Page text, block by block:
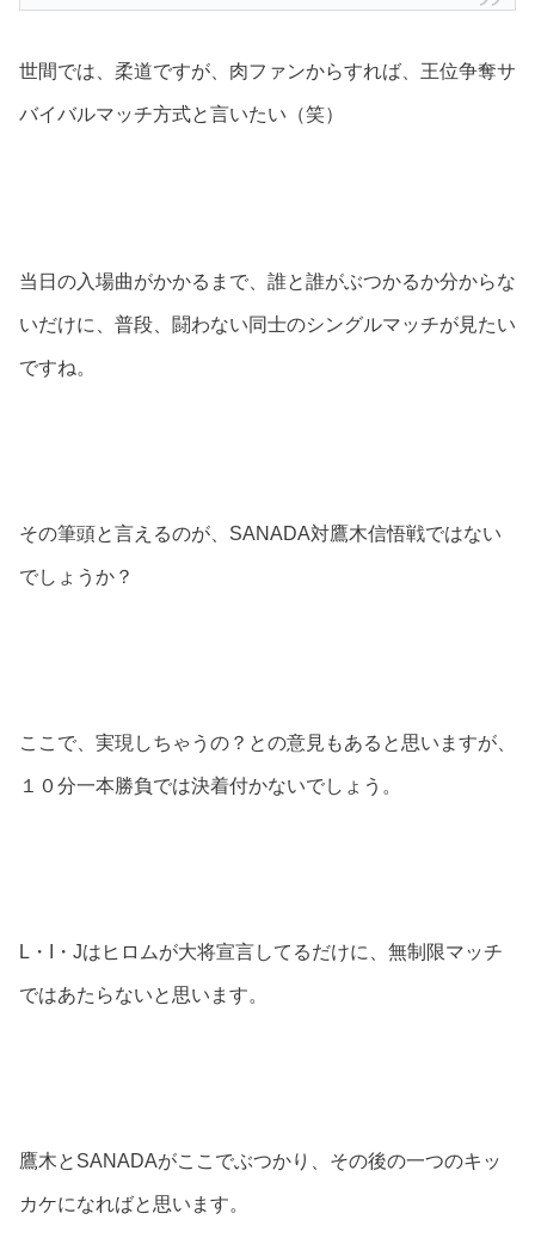
世間では、柔道ですが、肉ファンからすれば、王位争奪サ
バイバルマッチ方式と言いたい（笑）
当日の入場曲がかかるまで、誰と誰がぶつかるか分からな
いだけに、普段、闘わない同士のシングルマッチが見たい
ですね。
その筆頭と言えるのが、SANADA対鷹木信悟戦ではない
でしょうか？
ここで、実現しちゃうの？との意見もあると思いますが、
１０分一本勝負では決着付かないでしょう。
L・I・Jはヒロムが大将宣言してるだけに、無制限マッチ
ではあたらないと思います。
鷹木とSANADAがここでぶつかり、その後の一つのキッ
カケになればと思います。